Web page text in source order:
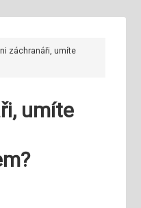
záchranáři, umíte
umíte